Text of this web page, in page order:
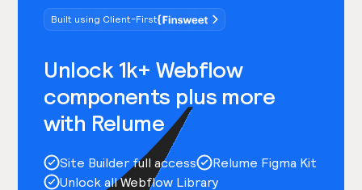
Built using Client-First
Unlock 1k+ Webflow
components plus more
with Relume
Site Builder full access
Relume Figma Kit
Unlock all Webflow Library